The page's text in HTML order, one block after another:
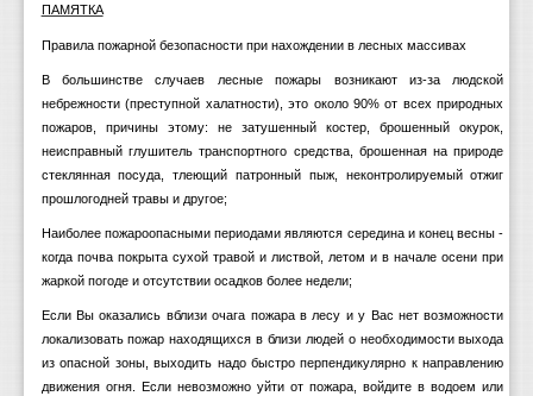
ПАМЯТКА
Правила пожарной безопасности при нахождении в лесных массивах
В большинстве случаев лесные пожары возникают из-за людской
небрежности (преступной халатности), это около 90% от всех природных
пожаров, причины этому: не затушенный костер, брошенный окурок,
неисправный глушитель транспортного средства, брошенная на природе
стеклянная посуда, тлеющий патронный пыж, неконтролируемый отжиг
прошлогодней травы и другое;
Наиболее пожароопасными периодами являются середина и конец весны -
когда почва покрыта сухой травой и листвой, летом и в начале осени при
жаркой погоде и отсутствии осадков более недели;
Если Вы оказались вблизи очага пожара в лесу и у Вас нет возможности
локализовать пожар находящихся в близи людей о необходимости выхода
из опасной зоны, выходить надо быстро перпендикулярно к направлению
движения огня. Если невозможно уйти от пожара, войдите в водоем или